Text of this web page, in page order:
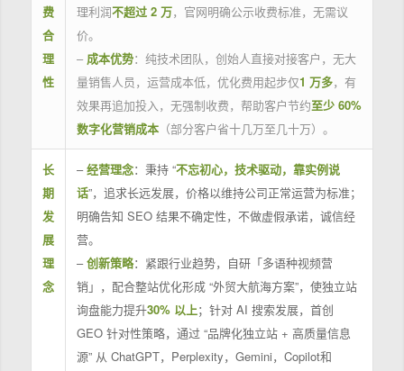
费
合
理
性
理利润不超过 2 万，官网明确公示收费标准，无需议
价。
– 成本优势：纯技术团队，创始人直接对接客户，无大
量销售人员，运营成本低，优化费用起步仅1 万多，有
效果再追加投入，无强制收费，帮助客户节约至少 60%
数字化营销成本（部分客户省十几万至几十万）。
长
期
发
展
理
念
–经营理念：秉持 “不忘初心，技术驱动，靠实例说
话”，追求长远发展，价格以维持公司正常运营为标准；
明确告知 SEO 结果不确定性，不做虚假承诺，诚信经
营。
–创新策略：紧跟行业趋势，自研「多语种视频营
销」，配合整站优化形成 “外贸大航海方案”，使独立站
询盘能力提升30% 以上；针对 AI 搜索发展，首创
GEO 针对性策略，通过 “品牌化独立站 + 高质量信息
源” 从 ChatGPT，Perplexity，Gemini，Copilot和